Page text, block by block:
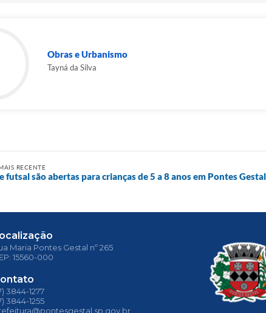
Obras e Urbanismo
Tayná da Silva
RECENTE
futsal são abertas para crianças de 5 a 8 anos em Pontes Gestal
Maria Pontes Gestal nº 265
15560-000
3844-1277
3844-1255